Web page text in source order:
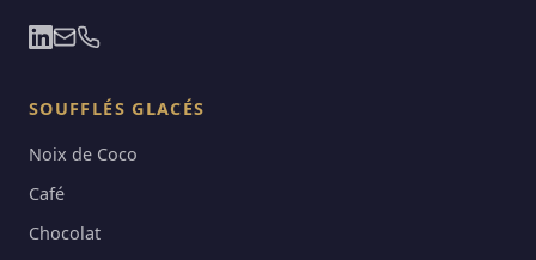
SOUFFLÉS GLACÉS
Noix de Coco
Café
Chocolat